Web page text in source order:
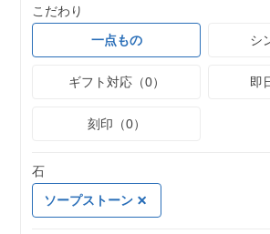
こだわり
一点もの
シ
ギフト対応（0） 即
刻印（0）
石
ソープストーン